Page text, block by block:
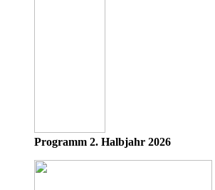
Programm 2. Halbjahr 2026